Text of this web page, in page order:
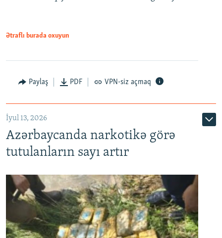
Ətraflı burada oxuyun
Paylaş PDF VPN-siz açmaq
İyul 13, 2026
Azərbaycanda narkotikə görə
tutulanların sayı artır